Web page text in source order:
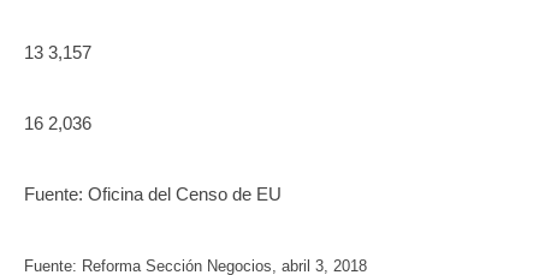
13 3,157
16 2,036
Fuente: Oficina del Censo de EU
Fuente: Reforma Sección Negocios, abril 3, 2018